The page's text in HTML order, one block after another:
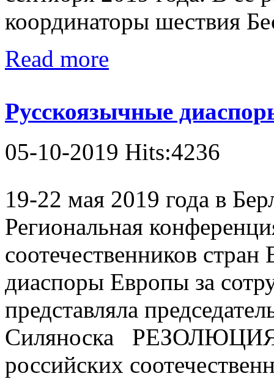
координаторы шествия
Read more
Русскоязычные
05-10-2019 Hits:4236
19-22 мая 2019 года в
Региональная
соотечественников
диаспоры Европы за
представляла
Силяноска РЕЗОЛЮЦИЯ
российских